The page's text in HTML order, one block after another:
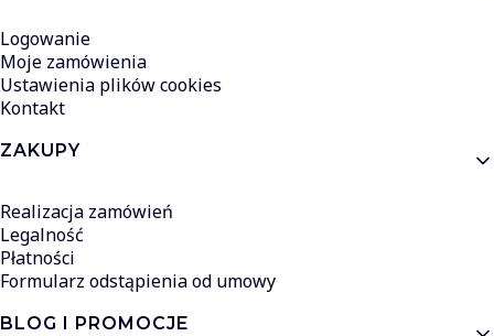
Logowanie
Moje zamówienia
Ustawienia plików cookies
Kontakt
ZAKUPY
Realizacja zamówień
Legalność
Płatności
Formularz odstąpienia od umowy
BLOG I PROMOCJE